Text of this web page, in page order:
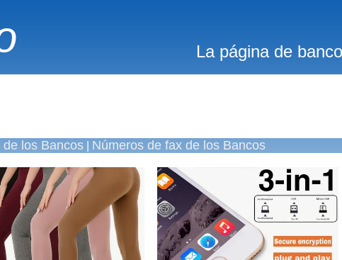
La página de
los Bancos| Números de fax de los Bancos